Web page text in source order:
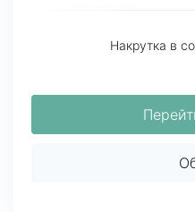
Накрутка в